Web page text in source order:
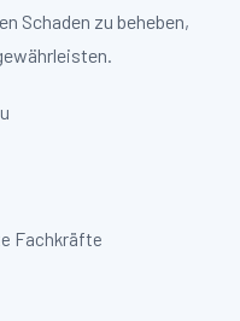
Schaden zu beheben,
Fachkräfte